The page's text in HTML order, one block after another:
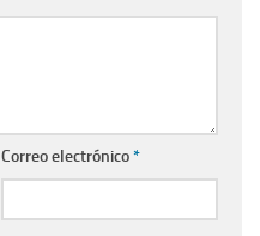
Correo electrónico*